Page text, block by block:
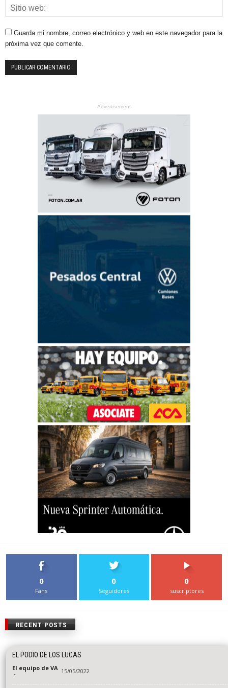
Guarda mi nombre, correo electrónico y web en este navegador para la
próxima vez que comente.
- Advertisement -
0
Fans
0
Seguidores
0
suscriptores
RECENT POSTS
EL PODIO DE LOS LUCAS
El equipo de VA
- 15/05/2022